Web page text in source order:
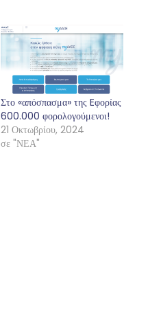
Στο «απόσπασμα» της Eφορίας
600.000 φορολογούμενοι!
21 Οκτωβρίου, 2024
σε "ΝΕΑ"